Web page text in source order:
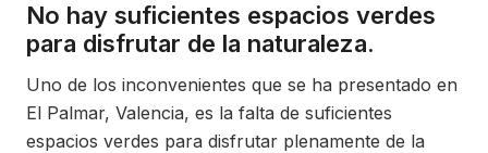
No hay suficientes espacios verdes
para disfrutar de la naturaleza.
Uno de los inconvenientes que se ha presentado en
El Palmar, Valencia, es la falta de suficientes
espacios verdes para disfrutar plenamente de la